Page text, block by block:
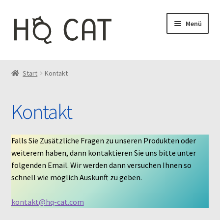
Zur
Navigation
springen
Zum
Inhalt
springen
Menü
Kontakt
FAQ
Unsere Materialien
Start Kontakt
Kontakt
Falls Sie Zusätzliche Fragen zu unseren Produkten oder
weiterem haben, dann kontaktieren Sie uns bitte unter
folgenden Email. Wir werden dann versuchen Ihnen so
schnell wie möglich Auskunft zu geben.
kontakt@hq-cat.com